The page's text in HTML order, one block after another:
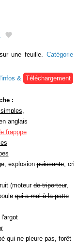
une feuille. Catégorie
&
Téléchargement
:
anglais
frapppe
explosionpuissante, cri
(moteur de triporteur,
qui a mal à la patte
qui ne pleure pas, forêt